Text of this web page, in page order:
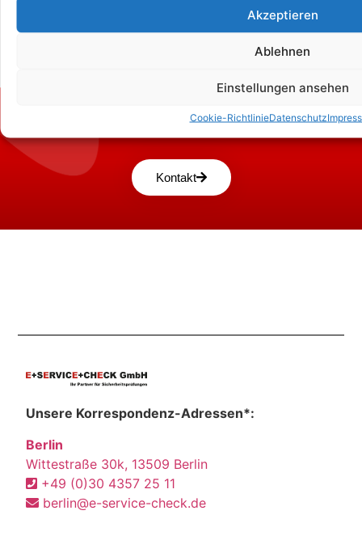
Akzeptieren
Ablehnen
Einstellungen ansehen
Cookie-RichtlinieDatenschutz
Zum Kontaktformular
Kontakt
Unsere Korrespondenz-Adressen*:
Berlin
Wittestraße 30k, 13509 Berlin
+49 (0)30 4357 25 11
berlin@e-service-check.de